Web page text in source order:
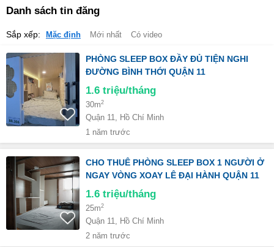
Danh sách tin đăng
Sắp xếp: Mặc định Mới nhất Có video
PHÒNG SLEEP BOX ĐẦY ĐỦ TIỆN NGHI
ĐƯỜNG BÌNH THỚI QUẬN 11
1.6 triệu/tháng
30m2
Quận 11, Hồ Chí Minh
1 năm trước
CHO THUÊ PHÒNG SLEEP BOX 1 NGƯỜI Ở
NGAY VÒNG XOAY LÊ ĐẠI HÀNH QUẬN 11
1.6 triệu/tháng
25m2
Quận 11, Hồ Chí Minh
2 năm trước